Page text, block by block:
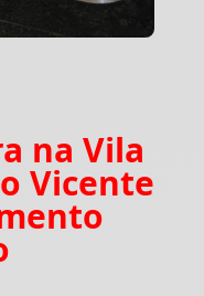
na Vila
Vicente